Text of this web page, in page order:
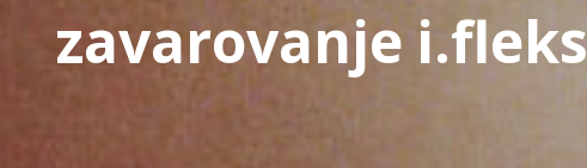
zavarovanje i.fleks